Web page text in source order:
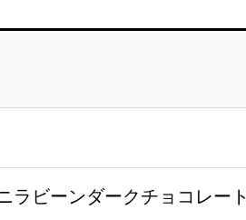
ラビーンダークチョコレート